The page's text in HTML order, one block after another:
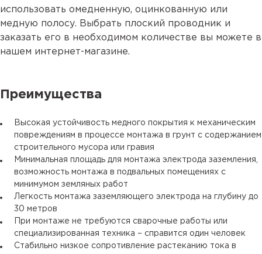
использовать омедненную, оцинкованную или
медную полосу. Выбрать плоский проводник и
заказать его в необходимом количестве вы можете в
нашем интернет-магазине.
Преимущества
Высокая устойчивость медного покрытия к механическим
повреждениям в процессе монтажа в грунт с содержанием
строительного мусора или гравия
Минимальная площадь для монтажа электрода заземления,
возможность монтажа в подвальных помещениях с
минимумом земляных работ
Легкость монтажа заземляющего электрода на глубину до
30 метров
При монтаже не требуются сварочные работы или
специализированная техника – справится один человек
Стабильно низкое сопротивление растеканию тока в